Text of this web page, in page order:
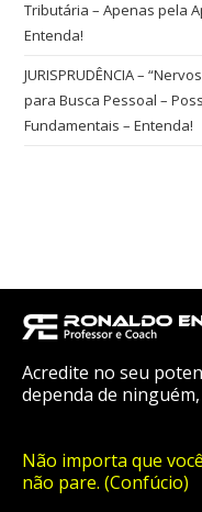
Tributária – Apenas pela
Entenda!
JURISPRUDÊNCIA –
para Busca Pessoal –
Fundamentais – Entenda!
Acredite no seu
dependa de
Não importa que
não pare. (Confúcio)